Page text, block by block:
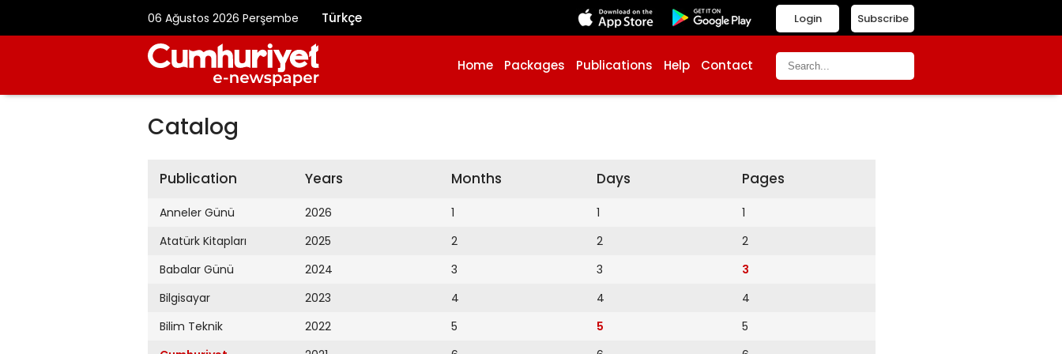
06 Ağustos 2026 Perşembe Türkçe Subscribe
Login
Home Packages Publications Help Contact
Catalog
Publication
Anneler Günü
Atatürk Kitapları
Babalar Günü
Bilgisayar
Bilim Teknik
Years
2026
2025
2024
2023
2022
Months
1
2
3
4
5
Days
1
2
3
4
5
Pages
1
2
3
4
5